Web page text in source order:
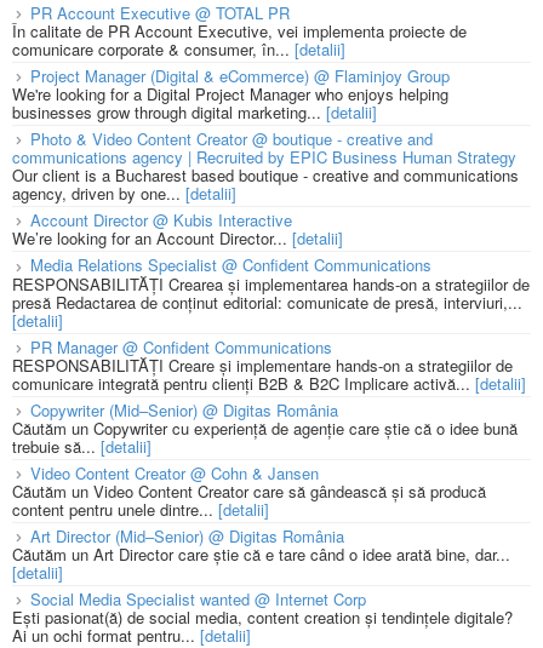
PR Account Executive @ TOTAL PR
În calitate de PR Account Executive, vei implementa proiecte de
comunicare corporate & consumer, în... [detalii]
Project Manager (Digital & eCommerce) @ Flaminjoy Group
We're looking for a Digital Project Manager who enjoys helping
businesses grow through digital marketing... [detalii]
Photo & Video Content Creator @ boutique - creative and
communications agency | Recruited by EPIC Business Human Strategy
Our client is a Bucharest based boutique - creative and communications
agency, driven by one... [detalii]
Account Director @ Kubis Interactive
We’re looking for an Account Director... [detalii]
Media Relations Specialist @ Confident Communications
RESPONSABILITĂȚI Crearea și implementarea hands-on a strategiilor de
presă Redactarea de conținut editorial: comunicate de presă, interviuri,...
[detalii]
PR Manager @ Confident Communications
RESPONSABILITĂȚI Creare și implementare hands-on a strategiilor de
comunicare integrată pentru clienți B2B & B2C Implicare activă... [detalii]
Copywriter (Mid–Senior) @ Digitas România
Căutăm un Copywriter cu experiență de agenție care știe că o idee bună
trebuie să... [detalii]
Video Content Creator @ Cohn & Jansen
Căutăm un Video Content Creator care să gândească și să producă
content pentru unele dintre... [detalii]
Art Director (Mid–Senior) @ Digitas România
Căutăm un Art Director care știe că e tare când o idee arată bine, dar...
[detalii]
Social Media Specialist wanted @ Internet Corp
Ești pasionat(ă) de social media, content creation și tendințele digitale?
Ai un ochi format pentru... [detalii]